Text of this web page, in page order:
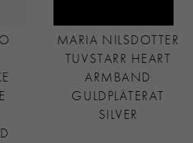
MARIA NILSDOTTER
TUVSTARR HEART
ARMBAND
GULDPLÄTERAT
SILVER